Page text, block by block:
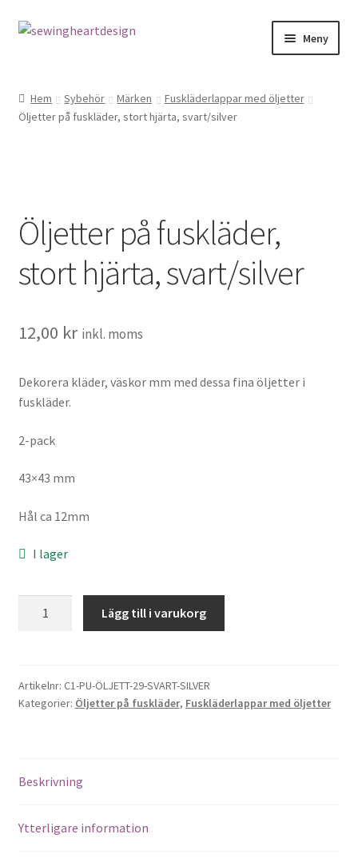
Hoppa
Hoppa
Meny
Mönster
Knappar
Nitar
Snören
Hem Sybehör Märken
Fuskläderlappar med öljetter
Öljetter på fuskläder, stort hjärta, svart/silver
Öljetter på fuskläder,
stort hjärta, svart/silver
12,00 kr inkl. moms
Dekorera kläder, väskor mm med dessa fina öljetter i
fuskläder.
2-pack
43×43 mm
Hål ca 12mm
I lager
hjärta,
svart/silver
Lägg till i varukorg
Artikelnr: C1-PU-ÖLJETT-29-SVART-SILVER
Kategorier: Öljetter på fuskläder, Fuskläderlappar med öljetter
Beskrivning
Ytterligare information